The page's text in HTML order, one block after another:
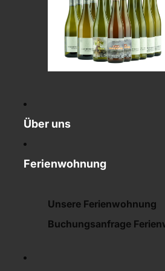
Über uns
Ferienwohnung
Unsere Ferienwohnung
Buchungsanfrage